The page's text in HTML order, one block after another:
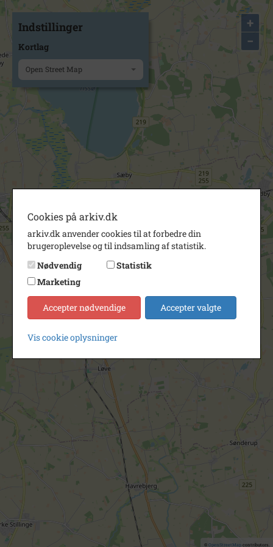
+
−
© OpenStreetMapcontributors.
Indstillinger
Kortlag
Open Street Map
Cookies på arkiv.dk
arkiv.dk anvender cookies til at forbedre din
brugeroplevelse og til indsamling af statistik.
Nødvendig
Statistik
Marketing
Accepter nødvendige Accepter valgte
Vis cookie oplysninger